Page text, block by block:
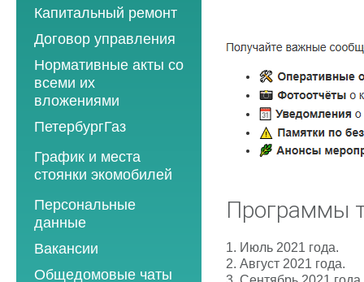
Программы
2013 год
2014 год
2015 год
2016 год
2017 год
2018 год
Капитальный ремонт
Договор управления
Нормативные акты со
всеми их
вложениями
ПетербургГаз
2018 год
2019 год
2020 год
2021 год
2022 год
График и места
стоянки экомобилей
2019 год
2020 год
2021 год
2022 год
Персональные
данные
Вакансии
Общедомовые чаты
Программы
1. Июль 2021 года.
2. Август 2021 года.